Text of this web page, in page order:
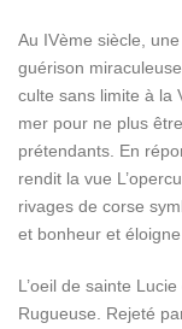
Au IVème siècle,
guérison
culte sans limite à la
mer pour ne plus
prétendants. En
rendit la vue
rivages de corse
et bonheur et
L’oeil de sainte
Rugueuse. Rejeté